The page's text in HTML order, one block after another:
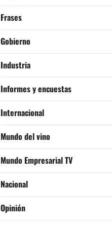
Frases
Gobierno
Industria
Informes y encuestas
Internacional
Mundo del vino
Mundo Empresarial TV
Nacional
Opinión